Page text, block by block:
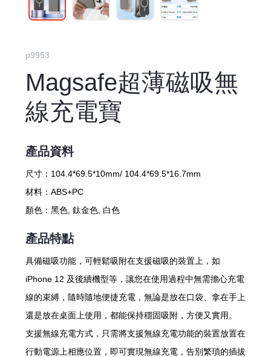
p9953
Magsafe超薄磁吸無
線充電寶
產品資料
尺寸： 104.4*69.5*10mm/ 104.4*69.5*16.7mm
材料： ABS+PC
顏色： 黑色, 鈦金色, 白色
產品特點
具備磁吸功能，可輕鬆吸附在支援磁吸的裝置上，如
iPhone 12 及後續機型等，讓您在使用過程中無需擔心充電
線的束縛，隨時隨地便捷充電，無論是放在口袋、拿在手上
還是放在桌面上使用，都能保持穩固吸附，方便又實用。
支援無線充電方式，只需將支援無線充電功能的裝置放置在
行動電源上相應位置，即可實現無線充電，告別繁瑣的插拔